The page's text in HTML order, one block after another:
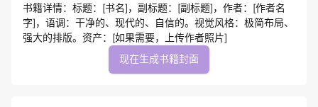
书籍详情：标题：[书名]，副标题：[副标题]，作者：[作者名
字]，语调：干净的、现代的、自信的。视觉风格：极简布局、
强大的排版。资产：[如果需要，上传作者照片]
现在生成书籍封面